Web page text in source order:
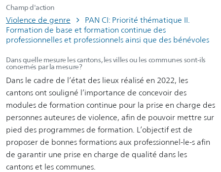
Champ d'action
Violence de genre
PAN CI: Priorité thématique II.
Formation de base et formation continue des
professionnelles et professionnels ainsi que des bénévoles
Dans quelle mesure les cantons, les villes ou les communes sont-ils
concernés par la mesure?
Dans le cadre de l’état des lieux réalisé en 2022, les
cantons ont souligné l’importance de concevoir des
modules de formation continue pour la prise en charge des
personnes auteures de violence, afin de pouvoir mettre sur
pied des programmes de formation. L’objectif est de
proposer de bonnes formations aux professionnel-le-s afin
de garantir une prise en charge de qualité dans les
cantons et les communes.